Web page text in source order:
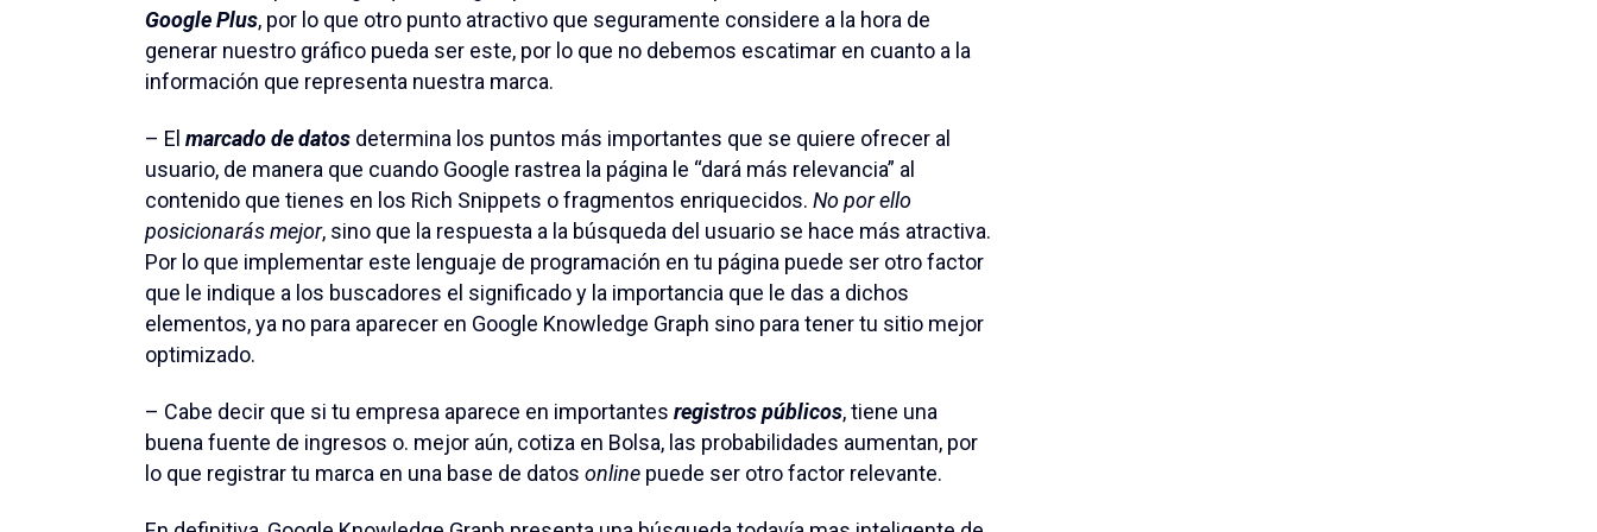
Google Plus, por lo que otro punto atractivo que seguramente considere a la hora de
generar nuestro gráfico pueda ser este, por lo que no debemos escatimar en cuanto a la
información que representa nuestra marca.
– El marcado de datos determina los puntos más importantes que se quiere ofrecer al
usuario, de manera que cuando Google rastrea la página le “dará más relevancia” al
contenido que tienes en los Rich Snippets o fragmentos enriquecidos. No por ello
posicionarás mejor, sino que la respuesta a la búsqueda del usuario se hace más atractiva.
Por lo que implementar este lenguaje de programación en tu página puede ser otro factor
que le indique a los buscadores el significado y la importancia que le das a dichos
elementos, ya no para aparecer en Google Knowledge Graph sino para tener tu sitio mejor
optimizado.
– Cabe decir que si tu empresa aparece en importantes registros públicos, tiene una
buena fuente de ingresos o. mejor aún, cotiza en Bolsa, las probabilidades aumentan, por
lo que registrar tu marca en una base de datos online puede ser otro factor relevante.